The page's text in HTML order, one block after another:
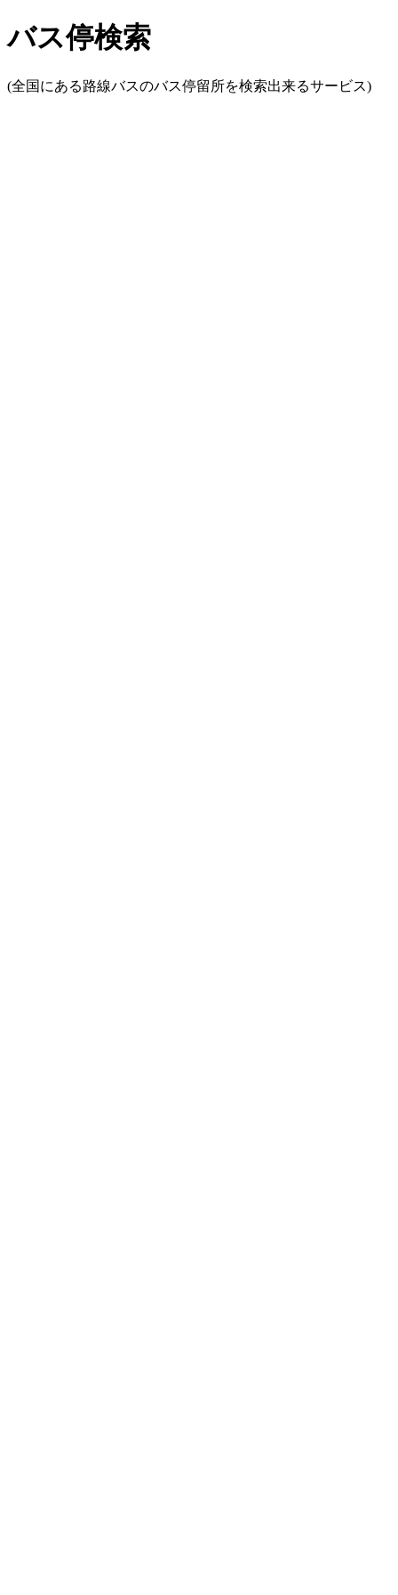
バス停検索
(全国にある路線バスのバス停留所を検索出来るサービス)